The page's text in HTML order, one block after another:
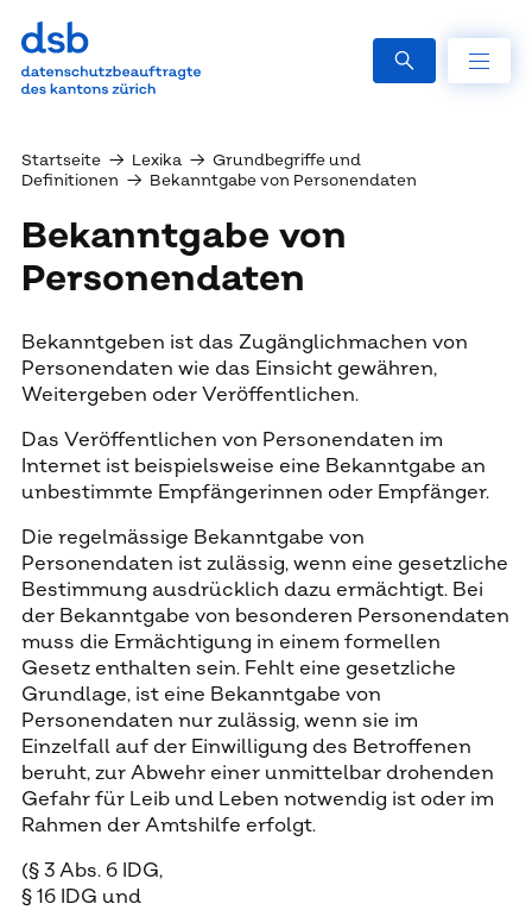
Startseite → Lexika → Grundbegriffe und
Definitionen → Bekanntgabe von Personendaten
Bekanntgabe von
Personendaten
Bekanntgeben ist das Zugänglichmachen von
Personendaten wie das Einsicht gewähren,
Weitergeben oder Veröffentlichen.
Das Veröffentlichen von Personendaten im
Internet ist beispielsweise eine Bekanntgabe an
unbestimmte Empfängerinnen oder Empfänger.
Die regelmässige Bekanntgabe von
Personendaten ist zulässig, wenn eine gesetzliche
Bestimmung ausdrücklich dazu ermächtigt. Bei
der Bekanntgabe von besonderen Personendaten
muss die Ermächtigung in einem formellen
Gesetz enthalten sein. Fehlt eine gesetzliche
Grundlage, ist eine Bekanntgabe von
Personendaten nur zulässig, wenn sie im
Einzelfall auf der Einwilligung des Betroffenen
beruht, zur Abwehr einer unmittelbar drohenden
Gefahr für Leib und Leben notwendig ist oder im
Rahmen der Amtshilfe erfolgt.
(§ 3 Abs. 6 IDG,
§ 16 IDG und